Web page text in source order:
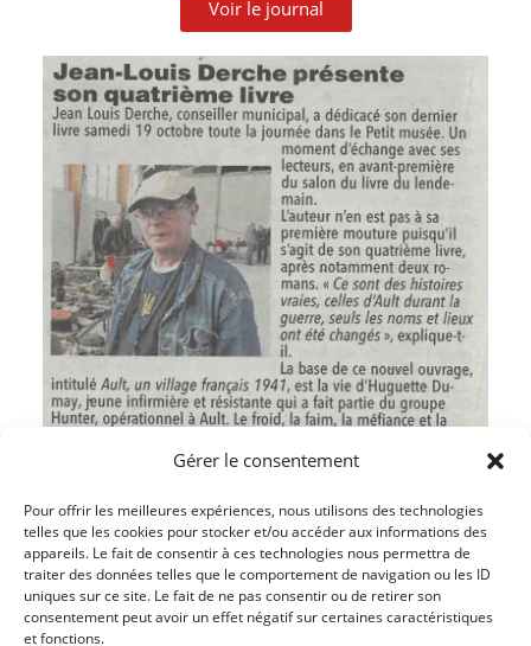
Gérer le consentement
Pour offrir les meilleures expériences, nous utilisons des technologies
telles que les cookies pour stocker et/ou accéder aux informations des
appareils. Le fait de consentir à ces technologies nous permettra de
traiter des données telles que le comportement de navigation ou les ID
uniques sur ce site. Le fait de ne pas consentir ou de retirer son
consentement peut avoir un effet négatif sur certaines caractéristiques
et fonctions.
Voir le journal
Article précédent